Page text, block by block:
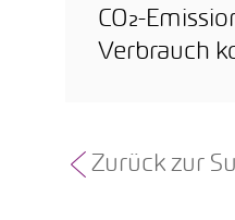
CO₂-
Verbrauch
Zurück zur